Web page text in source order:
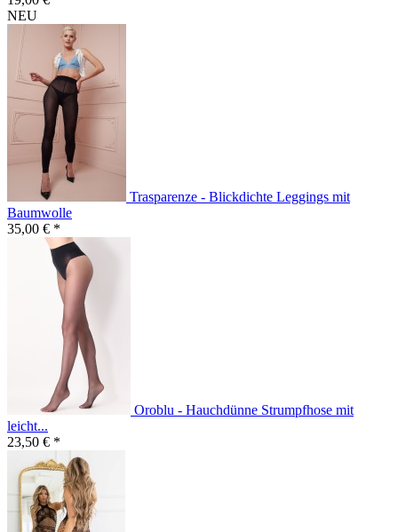
NEU
Trasparenze - Blickdichte Leggings mit
Baumwolle
35,00 € *
Oroblu - Hauchdünne Strumpfhose mit
leicht...
23,50 € *